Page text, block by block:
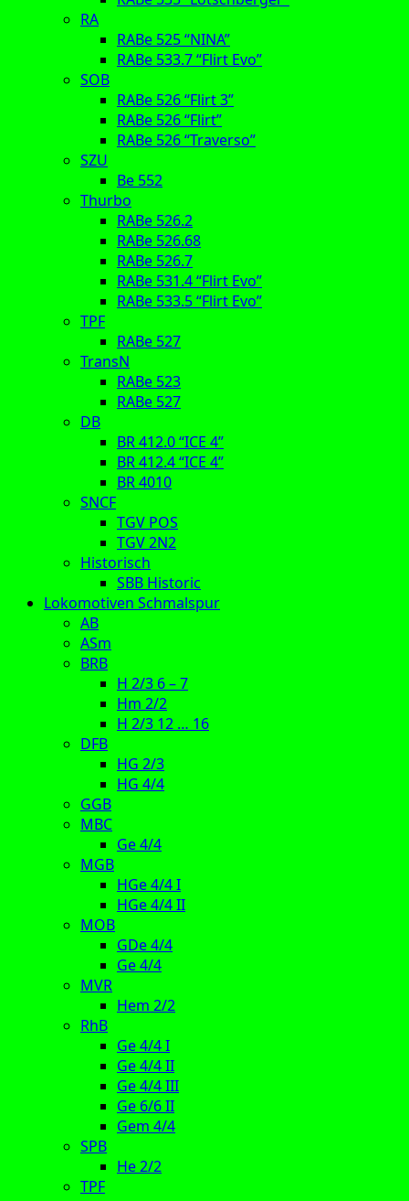
RA
RABe 525 “NINA”
RABe 533.7 “Flirt Evo”
SOB
RABe 526 “Flirt 3”
RABe 526 “Flirt”
RABe 526 “Traverso”
SZU
Be 552
Thurbo
RABe 526.2
RABe 526.68
RABe 526.7
RABe 531.4 “Flirt Evo”
RABe 533.5 “Flirt Evo”
TPF
RABe 527
TransN
RABe 523
RABe 527
DB
BR 412.0 “ICE 4”
BR 412.4 “ICE 4”
BR 4010
SNCF
TGV POS
TGV 2N2
Historisch
SBB Historic
Lokomotiven Schmalspur
AB
ASm
BRB
H 2/3 6 – 7
Hm 2/2
H 2/3 12 … 16
DFB
HG 2/3
HG 4/4
GGB
MBC
Ge 4/4
MGB
HGe 4/4 I
HGe 4/4 II
MOB
GDe 4/4
Ge 4/4
MVR
Hem 2/2
RhB
Ge 4/4 I
Ge 4/4 II
Ge 4/4 III
Ge 6/6 II
Gem 4/4
SPB
He 2/2
TPF